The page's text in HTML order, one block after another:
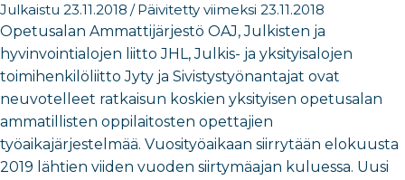
Julkaistu 23.11.2018 / Päivitetty viimeksi 23.11.2018
Opetusalan Ammattijärjestö OAJ, Julkisten ja
hyvinvointialojen liitto JHL, Julkis- ja yksityisalojen
toimihenkilöliitto Jyty ja Sivistystyönantajat ovat
neuvotelleet ratkaisun koskien yksityisen opetusalan
ammatillisten oppilaitosten opettajien
työaikajärjestelmää. Vuosityöaikaan siirrytään elokuusta
2019 lähtien viiden vuoden siirtymäajan kuluessa. Uusi